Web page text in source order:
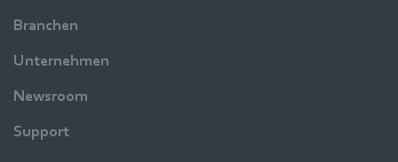
Branchen
Unternehmen
Newsroom
Support